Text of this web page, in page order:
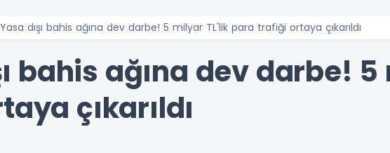
Yasa dışı bahis ağına dev darbe! 5 milyar TL'lik para trafiği ortaya çıkarıldı
bahis ağına dev darbe!
çıkarıldı